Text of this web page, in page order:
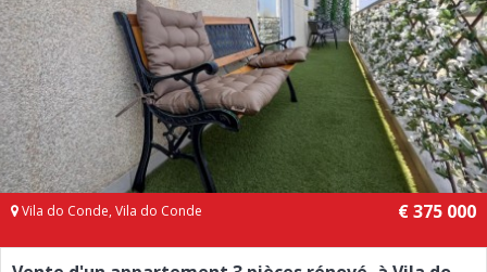
Vila do Conde, Vila do Conde € 375 000